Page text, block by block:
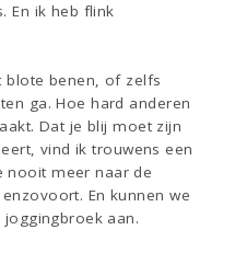
En ik heb flink
blote benen, of zelfs
ga. Hoe hard anderen
Dat je blij moet zijn
vind ik trouwens een
nooit meer naar de
En kunnen we
aan.